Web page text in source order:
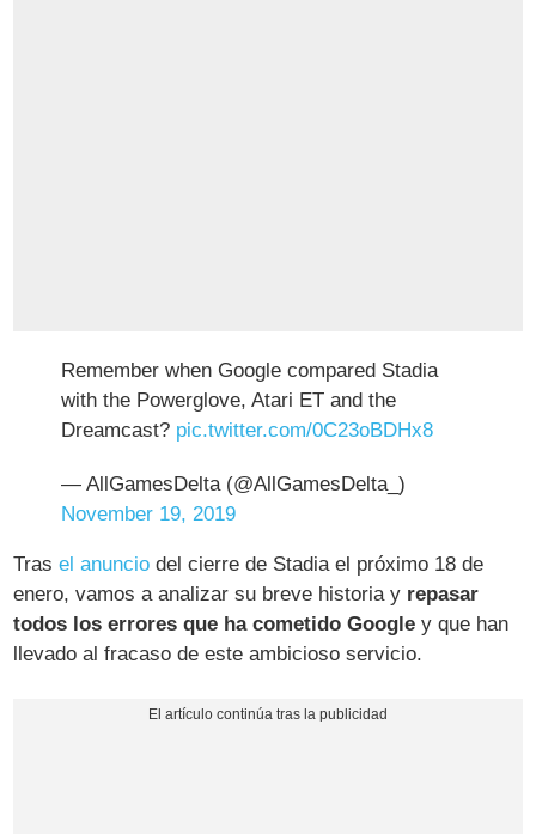
Remember when Google compared Stadia
with the Powerglove, Atari ET and the
Dreamcast? pic.twitter.com/0C23oBDHx8
— AllGamesDelta (@AllGamesDelta_)
November 19, 2019
Trasel anuncio del cierre de Stadia el próximo 18 de
enero, vamos a analizar su breve historia y repasar
todos los errores que ha cometido Google y que han
llevado al fracaso de este ambicioso servicio.